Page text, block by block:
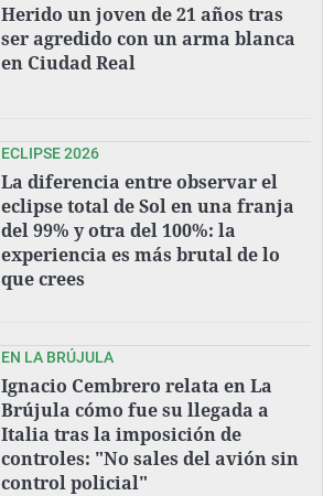
Herido un joven de 21 años tras
ser agredido con un arma blanca
en Ciudad Real
ECLIPSE 2026
La diferencia entre observar el
eclipse total de Sol en una franja
del 99% y otra del 100%: la
experiencia es más brutal de lo
que crees
EN LA BRÚJULA
Ignacio Cembrero relata en La
Brújula cómo fue su llegada a
Italia tras la imposición de
controles: "No sales del avión sin
control policial"